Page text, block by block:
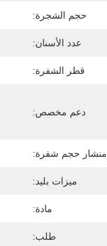
حجم الشجرة:
عدد الأسنان:
قطر الشفرة:
دعم مخصص:
منشار حجم شفرة:
ميزات بليد:
مادة:
طلب: